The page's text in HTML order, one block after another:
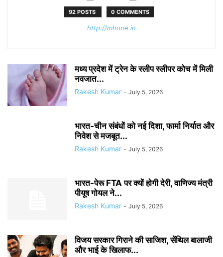
92 POSTS 0 COMMENTS
http://mhone.in
मध्य प्रदेश में ट्रेन के स्लीप स्लीपर कोच में मिली
नवजात...
Rakesh Kumar - July 5, 2026
भारत-चीन संबंधों को नई दिशा, फार्मा निर्यात और
निवेश से मजबूत...
Rakesh Kumar - July 5, 2026
भारत-पेरू FTA पर क्यों होगी देरी, वाणिज्य मंत्री
पीयूष गोयल ने...
Rakesh Kumar - July 5, 2026
विजय सरकार गिराने की साजिश, सेंथिल बालाजी
और भाई के खिलाफ...